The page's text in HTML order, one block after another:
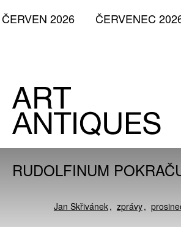
ČERVENEC
ČERVEN 2026
RUDOLFINUM
Jan Skřivánek zprávy